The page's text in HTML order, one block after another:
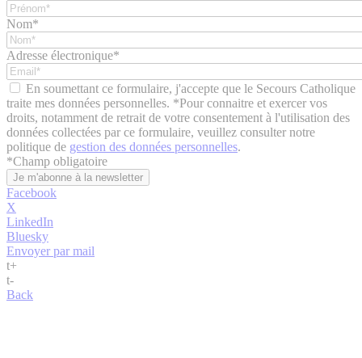
Nom*
Adresse électronique*
En soumettant ce formulaire, j'accepte que le Secours Catholique
traite mes données personnelles. *Pour connaitre et exercer vos
droits, notamment de retrait de votre consentement à l'utilisation des
données collectées par ce formulaire, veuillez consulter notre
politique de gestion des données personnelles.
*Champ obligatoire
Facebook
X
LinkedIn
Bluesky
Envoyer par mail
t+
t-
Back